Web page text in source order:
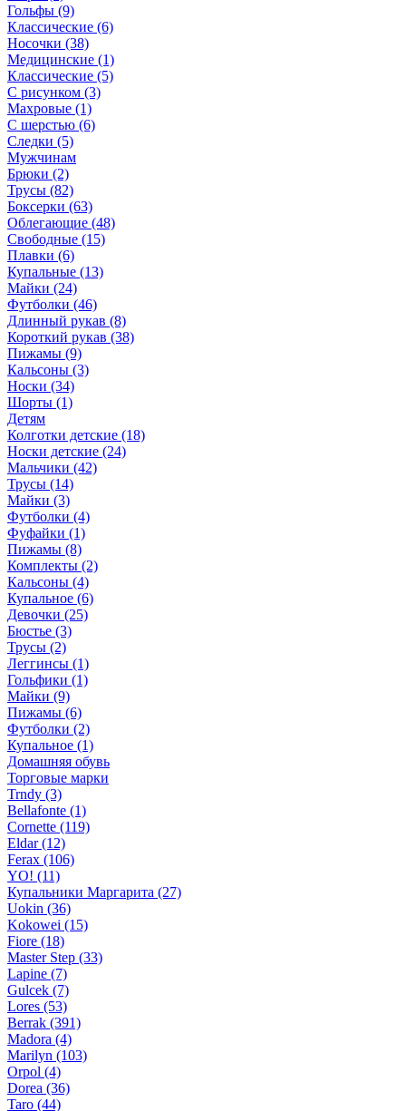
Гольфы (9)
Классические (6)
Носочки (38)
Медицинские (1)
Классические (5)
С рисунком (3)
Махровые (1)
С шерстью (6)
Следки (5)
Мужчинам
Брюки (2)
Трусы (82)
Боксерки (63)
Облегающие (48)
Свободные (15)
Плавки (6)
Купальные (13)
Майки (24)
Футболки (46)
Длинный рукав (8)
Короткий рукав (38)
Пижамы (9)
Кальсоны (3)
Носки (34)
Шорты (1)
Детям
Колготки детские (18)
Носки детские (24)
Мальчики (42)
Трусы (14)
Майки (3)
Футболки (4)
Фуфайки (1)
Пижамы (8)
Комплекты (2)
Кальсоны (4)
Купальное (6)
Девочки (25)
Бюстье (3)
Трусы (2)
Леггинсы (1)
Гольфики (1)
Майки (9)
Пижамы (6)
Футболки (2)
Купальное (1)
Домашняя обувь
Торговые марки
Trndy (3)
Bellafonte (1)
Cornette (119)
Eldar (12)
Ferax (106)
YO! (11)
Купальники Маргарита (27)
Uokin (36)
Kokowei (15)
Fiore (18)
Master Step (33)
Lapine (7)
Gulcek (7)
Lores (53)
Berrak (391)
Madora (4)
Marilyn (103)
Orpol (4)
Dorea (36)
Taro (44)